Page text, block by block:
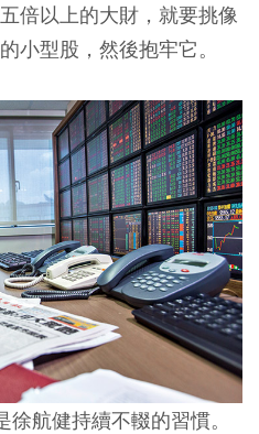
倍以上的大財，就要挑像
小型股，然後抱牢它。
航健持續不輟的習慣。